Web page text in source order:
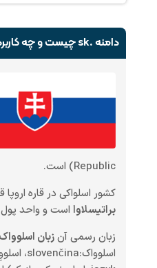
دامنه .sk چیست و چه کاربردی دارد؟
Republic) است.
کشور اسلواکی در قاره اروپا
براتیسلاوا است و واحد
زبان رسمی آنزبان اسلوواک